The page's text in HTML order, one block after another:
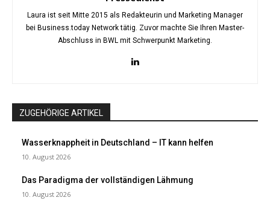
Laura ist seit Mitte 2015 als Redakteurin und Marketing Manager
bei Business.today Network tätig. Zuvor machte Sie Ihren Master-
Abschluss in BWL mit Schwerpunkt Marketing.
ZUGEHÖRIGE ARTIKEL
Wasserknappheit in Deutschland – IT kann helfen
10. August 2026
Das Paradigma der vollständigen Lähmung
10. August 2026